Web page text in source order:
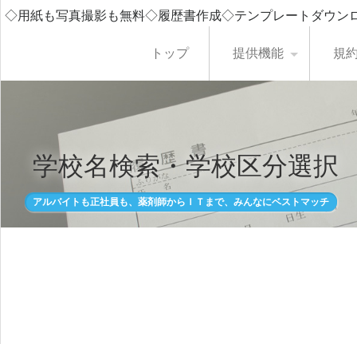
◇用紙も写真撮影も無料◇履歴書作成◇テンプレートダウ
トップ 提供機能 規
学校名検索・学校区分選択
アルバイトも正社員も、薬剤師からＩＴまで、みんなにベストマッチ